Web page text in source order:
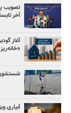
آخر
آغاز
شستشوی ۸۰ تابلو راهنمای مسیر با استفاده
آبیاری ویژه ۶۰۰ هکتار از بوستان